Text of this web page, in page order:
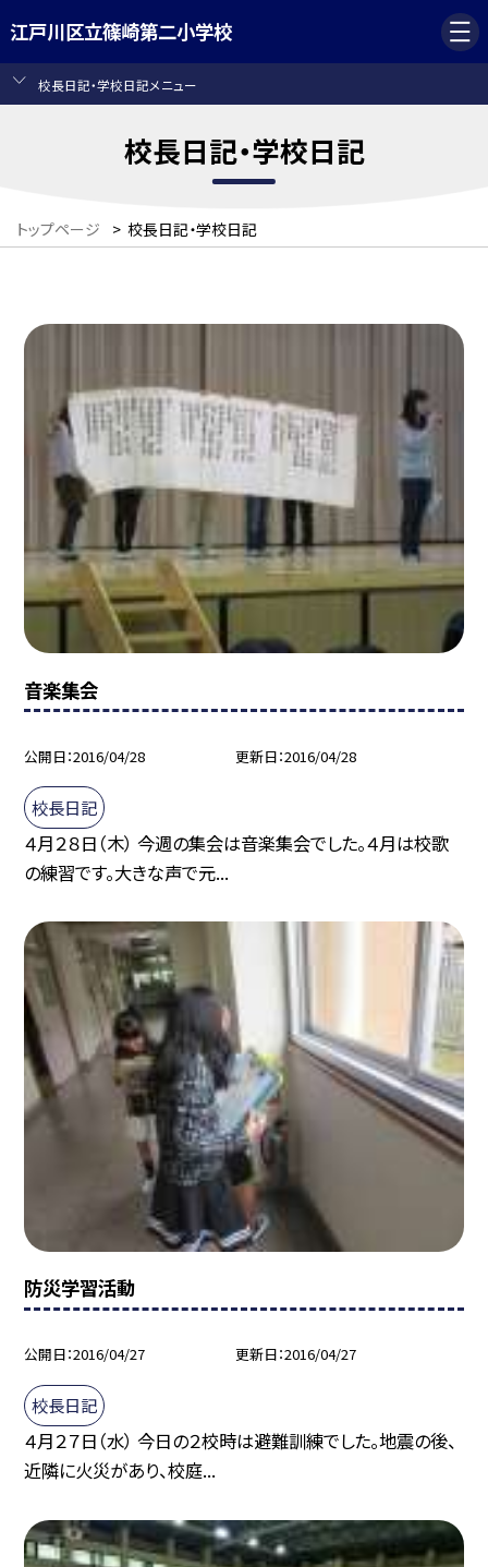
江戸川区立篠崎第二小学校
校長日記・学校日記メニュー
校長日記・学校日記
トップページ > 校長日記・学校日記
音楽集会
公開日 2016/04/28 更新日 2016/04/28
校長日記
４月２８日（木） 今週の集会は音楽集会でした。４月は校歌
の練習です。大きな声で元...
防災学習活動
公開日 2016/04/27 更新日 2016/04/27
校長日記
４月２７日（水） 今日の２校時は避難訓練でした。地震の後、
近隣に火災があり、校庭...